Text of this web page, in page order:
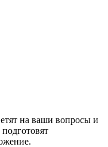
на ваши вопросы и